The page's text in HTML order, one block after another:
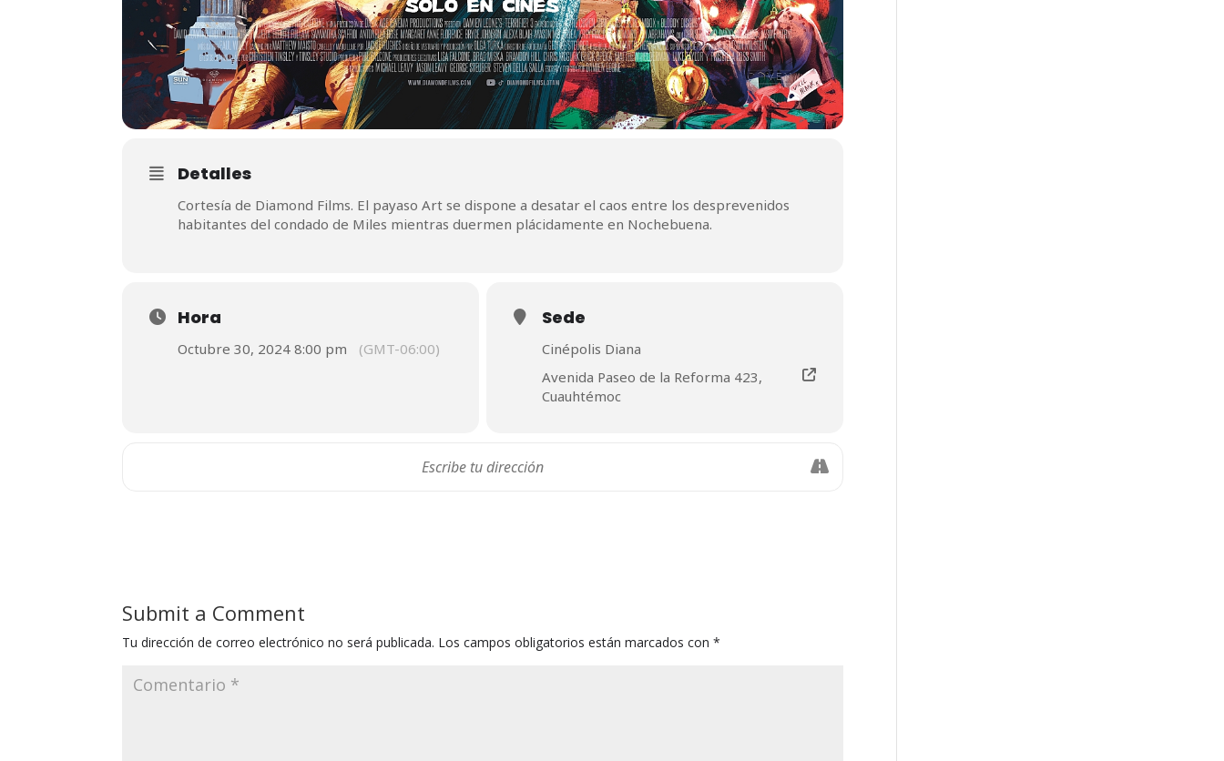
Detalles
Cortesía de Diamond Films. El payaso Art se dispone a desatar el caos entre los desprevenidos
habitantes del condado de Miles mientras duermen plácidamente en Nochebuena.
Hora
Octubre 30, 2024 8:00 pm (GMT-06:00)
Sede
Cinépolis Diana
Avenida Paseo de la Reforma 423,
Cuauhtémoc
Submit a Comment
Tu dirección de correo electrónico no será publicada. Los campos obligatorios están marcados con*